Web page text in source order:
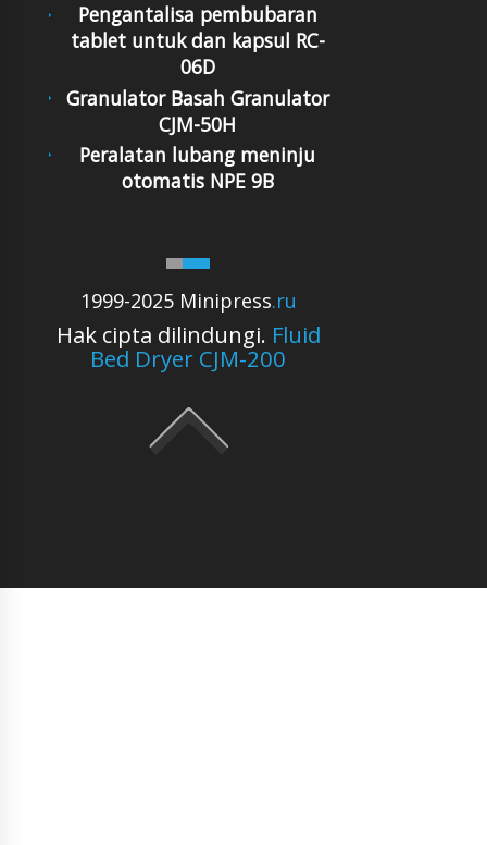
1999-2025 Minipress.ru
Hak cipta dilindungi. Fluid
Bed Dryer CJM-200
Pengantalisa pembubaran
tablet untuk dan kapsul RC-
06D
Granulator Basah Granulator
CJM-50H
Peralatan lubang meninju
otomatis NPE 9B